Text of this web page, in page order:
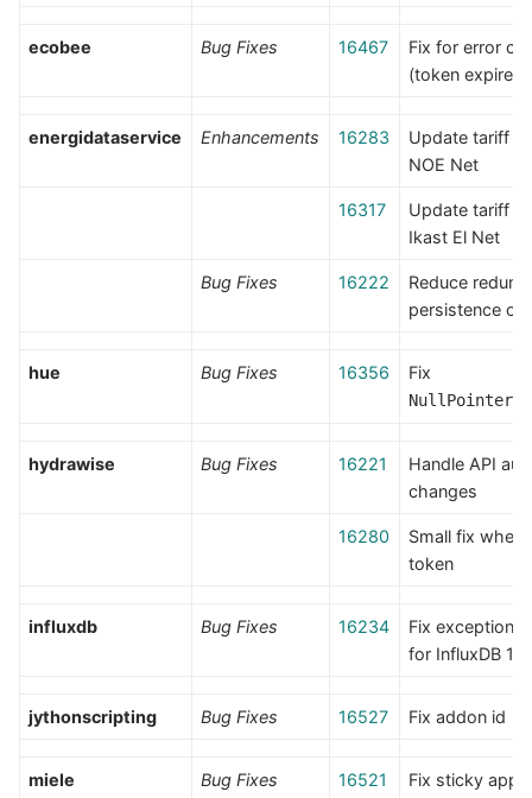
ecobee Bug Fixes 16467
Fix for error
(token expired)
energidataservice Enhancements 16283
Update tariff
NOE Net
16317
Update tariff
Ikast El Net
Bug Fixes 16222
Reduce
persistence of
hue Bug Fixes 16356 Fix
hydrawise Bug Fixes 16221
Handle API
changes
16280
Small fix when
token
influxdb Bug Fixes 16234
Fix exception
for InfluxDB 1.x
jythonscripting Bug Fixes 16527 Fix addon id
miele Bug Fixes 16521 Fix sticky